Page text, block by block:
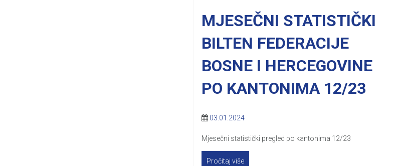
MJESEČNI STATISTIČKI
BILTEN FEDERACIJE
BOSNE I HERCEGOVINE
PO KANTONIMA 12/23
03.01.2024
Mjesečni statistički pregled po kantonima 12/23
Pročitaj više